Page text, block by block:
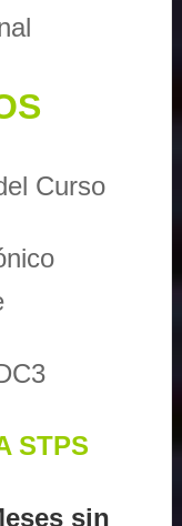
Curso
STPS
sin